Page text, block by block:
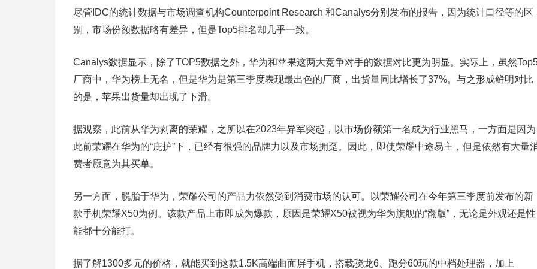
尽管IDC的统计数据与市场调查机构Counterpoint Research 和Canalys分别发布的报告，因为统计口径等的区
别，市场份额数据略有差异，但是Top5排名却几乎一致。
Canalys数据显示，除了TOP5数据之外，华为和苹果这两大竞争对手的数据对比更为明显。实际上，虽然
厂商中，华为榜上无名，但是华为是第三季度表现最出色的厂商，出货量同比增长了37%。与之形成鲜明对比
的是，苹果出货量却出现了下滑。
据观察，此前从华为剥离的荣耀，之所以在2023年异军突起，以市场份额第一名成为行业黑马，一方面是因为
此前荣耀在华为的“庇护”下，已经有很强的品牌力以及市场拥趸。因此，即使荣耀中途易主，但是依然有大量
费者愿意为其买单。
另一方面，脱胎于华为，荣耀公司的产品力依然受到消费市场的认可。以荣耀公司在今年第三季度前发布的新
款手机荣耀X50为例。该款产品上市即成为爆款，原因是荣耀X50被视为华为旗舰的“翻版”，无论是外观还是性
能都十分能打。
据了解1300多元的价格，就能买到这款1.5K高端曲面屏手机，搭载骁龙6、跑分60玩的中档处理器，加上